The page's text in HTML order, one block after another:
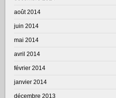
août 2014
juin 2014
mai 2014
avril 2014
février 2014
janvier 2014
décembre 2013